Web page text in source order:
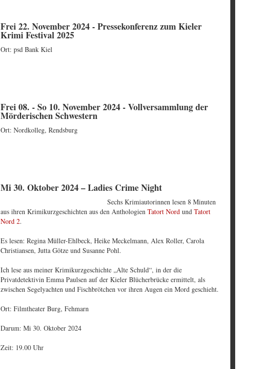
Frei 22. November 2024 - Pressekonferenz zum Kieler
Krimi Festival 2025
Ort: psd Bank Kiel
Frei 08. - So 10. November 2024 - Vollversammlung der
Mörderischen Schwestern
Ort: Nordkolleg, Rendsburg
Mi 30. Oktober 2024 – Ladies Crime Night
Sechs Krimiautorinnen lesen 8 Minuten
aus ihren Krimikurzgeschichten aus den Anthologien Tatort Nord und Tatort
Nord 2.
Es lesen: Regina Müller-Ehlbeck, Heike Meckelmann, Alex Roller, Carola
Christiansen, Jutta Götze und Susanne Pohl.
Ich lese aus meiner Krimikurzgeschichte „Alte Schuld“, in der die
Privatdetektivin Emma Paulsen auf der Kieler Blücherbrücke ermittelt, als
zwischen Segelyachten und Fischbrötchen vor ihren Augen ein Mord geschieht.
Ort: Filmtheater Burg, Fehmarn
Darum: Mi 30. Oktober 2024
Zeit: 19.00 Uhr